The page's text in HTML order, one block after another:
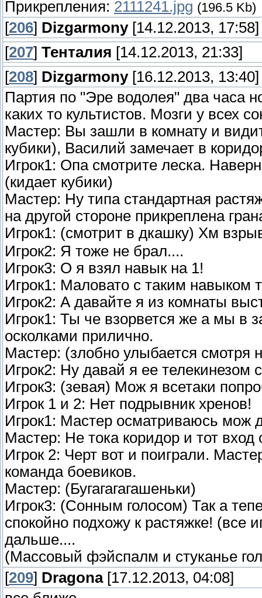
Прикрепления: 2111241.jpg (196.5 Kb)
[206] Dizgarmony[14.12.2013, 17:58]
[207] Тенталия [14.12.2013, 21:33]
[208] Dizgarmony[16.12.2013, 13:40]
Партия по "Эре водолея" два часа
каких то культистов. Мозги у всех
Мастер: Вы зашли в комнату и
кубики), Василий замечает в
Игрок1: Опа смотрите леска.
(кидает кубики)
Мастер: Ну типа стандартная
на другой стороне прикреплена
Игрок1: (смотрит в дкашку) Хм
Игрок2: Я тоже не брал....
Игрок3: О я взял навык на 1!
Игрок1: Маловато с таким навыком
Игрок2: А давайте я из комнаты
Игрок1: Ты че взорвется же а мы в
осколками прилично.
Мастер: (злобно улыбается смотря
Игрок2: Ну давай я ее телекинезом
Игрок3: (зевая) Мож я всетаки
Игрок 1 и 2: Нет подрывник хренов!
Игрок1: Мастер осматриваюсь мож
Мастер: Не тока коридор и тот
Игрок 2: Черт вот и поиграли.
команда боевиков.
Мастер: (Бугагагагашеньки)
Игрок3: (Сонным голосом) Так а
спокойно подхожу к растяжке! (все
дальше....
(Массовый фэйспалм и стуканье
[209] Dragona[17.12.2013, 04:08]